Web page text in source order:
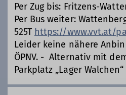
Per Zug bis: Fritzens-
Per Bus weiter:
525T https://www.vvt.at/
Leider keine nähere
ÖPNV. - Alternativ mit
Parkplatz „Lager Walchen“